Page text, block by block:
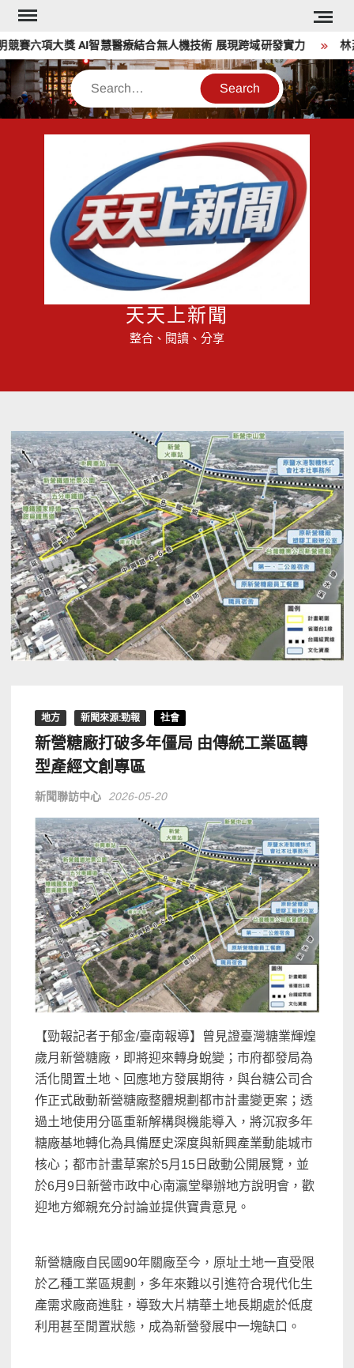
Skip
content
六項大獎 AI智慧醫療結合無人機技術 展現跨域研發實力 林燕
Search
天天上新聞
整合、閱讀、分享
地方 新聞來源:勁報 社會
新營糖廠打破多年僵局 由傳統工業區轉
型產經文創專區
新聞聯訪中心 2026-05-20
【勁報記者于郁金/臺南報導】曾見證臺灣糖業輝煌
歲月新營糖廠，即將迎來轉身蛻變；市府都發局為
活化閒置土地、回應地方發展期待，與台糖公司合
作正式啟動新營糖廠整體規劃都市計畫變更案；透
過土地使用分區重新解構與機能導入，將沉寂多年
糖廠基地轉化為具備歷史深度與新興產業動能城市
核心；都市計畫草案於5月15日啟動公開展覽，並
於6月9日新營市政中心南瀛堂舉辦地方說明會，歡
迎地方鄉親充分討論並提供寶貴意見。
新營糖廠自民國90年關廠至今，原址土地一直受限
於乙種工業區規劃，多年來難以引進符合現代化生
產需求廠商進駐，導致大片精華土地長期處於低度
利用甚至閒置狀態，成為新營發展中一塊缺口。